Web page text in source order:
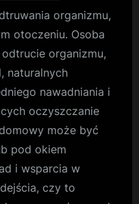
organizmu,
otoczeniu. Osoba
organizmu,
naturalnych
nawadniania i
oczyszczanie
może być
pod okiem
i wsparcia w
czy to